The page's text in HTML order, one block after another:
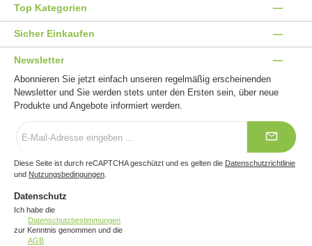
Top Kategorien
Sicher Einkaufen
Newsletter
Abonnieren Sie jetzt einfach unseren regelmäßig erscheinenden
Newsletter und Sie werden stets unter den Ersten sein, über neue
Produkte und Angebote informiert werden.
Mail-
Diese Seite ist durch reCAPTCHA geschützt und es gelten die Datenschutzrichtlinie
und Nutzungsbedingungen
Datenschutz
Ich habe die
Datenschutzbestimmungen
zur Kenntnis genommen und die
AGB